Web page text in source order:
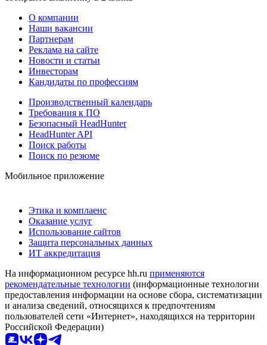
О компании
Наши вакансии
Партнерам
Реклама на сайте
Новости и статьи
Инвесторам
Кандидаты по профессиям
Производственный календарь
Требования к ПО
Безопасный HeadHunter
HeadHunter API
Поиск работы
Поиск по резюме
Мобильное приложение
Этика и комплаенс
Оказание услуг
Использование сайтов
Защита персональных данных
ИТ аккредитация
На информационном ресурсе hh.ru применяются
рекомендательные технологии (информационные технологии
предоставления информации на основе сбора, систематизации
и анализа сведений, относящихся к предпочтениям
пользователей сети «Интернет», находящихся на территории
Российской Федерации)